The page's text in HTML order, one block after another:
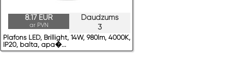
Daudzums
3
8.17 EUR
ar PVN
Plafons LED, Brillight, 14W, 980lm, 4000K,
IP20, balta, apa�...